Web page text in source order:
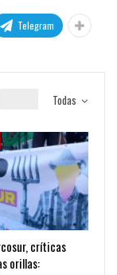
Telegram
Todas
críticas
orillas: